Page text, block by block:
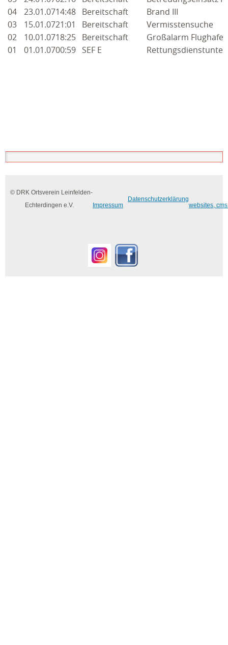
04
23.01.0714:48 Bereitschaft
Brand III
03
15.01.0721:01 Bereitschaft
Vermisstensuche
02
10.01.0718:25 Bereitschaft
Großalarm
01
01.01.0700:59 SEF E
© DRK Ortsverein Leinfelden-
Echterdingen e.V.
Impressum
Datenschutzerklärung
websites,